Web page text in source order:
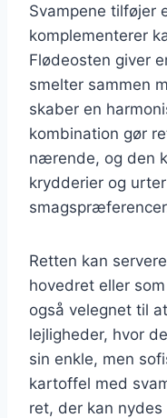
Svampene tilføjer
komplementerer
Flødeosten giver
smelter sammen
skaber en
kombination gør
nærende, og den
krydderier og
Retten kan
hovedret eller
også velegnet til
lejligheder, hvor
sin enkle, men
kartoffel med
ret, der kan